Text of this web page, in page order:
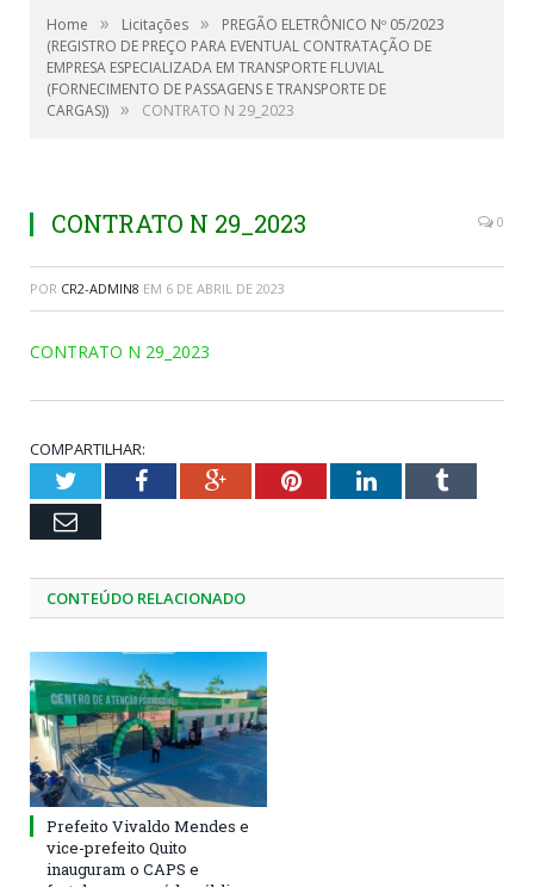
Home » Licitações »
PREGÃO ELETRÔNICO Nº 05/2023
(REGISTRO DE PREÇO PARA EVENTUAL CONTRATAÇÃO DE
EMPRESA ESPECIALIZADA EM TRANSPORTE FLUVIAL
(FORNECIMENTO DE PASSAGENS E TRANSPORTE DE
CARGAS)) » CONTRATO N 29_2023
CONTRATO N 29_2023 0
POR CR2-ADMIN8 EM 6 DE ABRIL DE 2023
CONTRATO N 29_2023
COMPARTILHAR:
TwitterFacebookGoogle+PinterestLinkedInTumblr
Email
CONTEÚDO RELACIONADO
Prefeito Vivaldo Mendes e
vice-prefeito Quito
inauguram o CAPS e